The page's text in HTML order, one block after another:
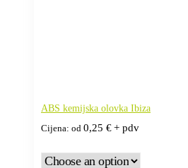
ABS kemijska olovka Ibiza
Cijena: od 0,25 €+ pdv